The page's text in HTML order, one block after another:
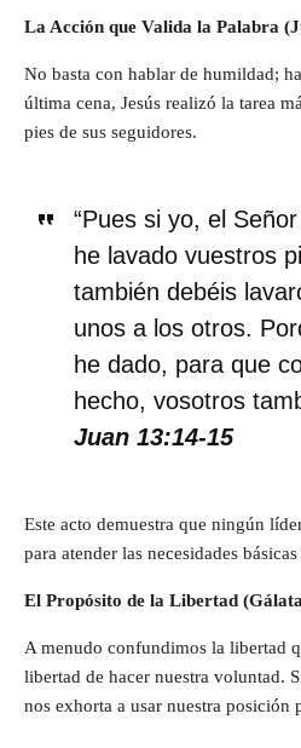
La Acción que Valida la Palabra
No basta con hablar de humildad;
última cena, Jesús realizó la tarea
pies de sus seguidores.
“Pues si yo, el
he lavado vuestros
también debéis
unos a los otros.
he dado, para que
hecho, vosotros
Juan 13:14-15
Este acto demuestra que ningún
para atender las necesidades
El Propósito de la Libertad
A menudo confundimos la libertad
libertad de hacer nuestra voluntad.
nos exhorta a usar nuestra posición